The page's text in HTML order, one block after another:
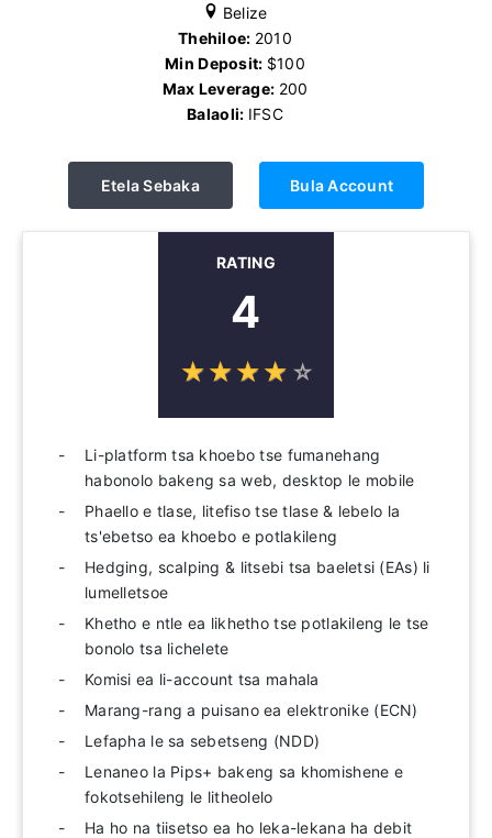
Belize
Thehiloe: 2010
Min Deposit: $100
Max Leverage: 200
Balaoli: IFSC
Etela Sebaka Bula Account
RATING
4
☆☆☆☆ ☆
★★★★ ★
Li-platform tsa khoebo tse fumanehang
habonolo bakeng sa web, desktop le mobile
Phaello e tlase, litefiso tse tlase & lebelo la
ts'ebetso ea khoebo e potlakileng
Hedging, scalping & litsebi tsa baeletsi (EAs) li
lumelletsoe
Khetho e ntle ea likhetho tse potlakileng le tse
bonolo tsa lichelete
Komisi ea li-account tsa mahala
Marang-rang a puisano ea elektronike (ECN)
Lefapha le sa sebetseng (NDD)
Lenaneo la Pips+ bakeng sa khomishene e
fokotsehileng le litheolelo
Ha ho na tiisetso ea ho leka-lekana ha debit